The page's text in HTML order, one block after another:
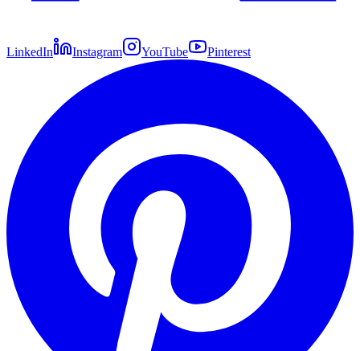
LinkedIn Instagram YouTube Pinterest